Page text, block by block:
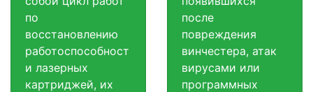
по
восстановлению
работоспособност
и лазерных
картриджей, их
после
повреждения
винчестера, атак
вирусами или
программных